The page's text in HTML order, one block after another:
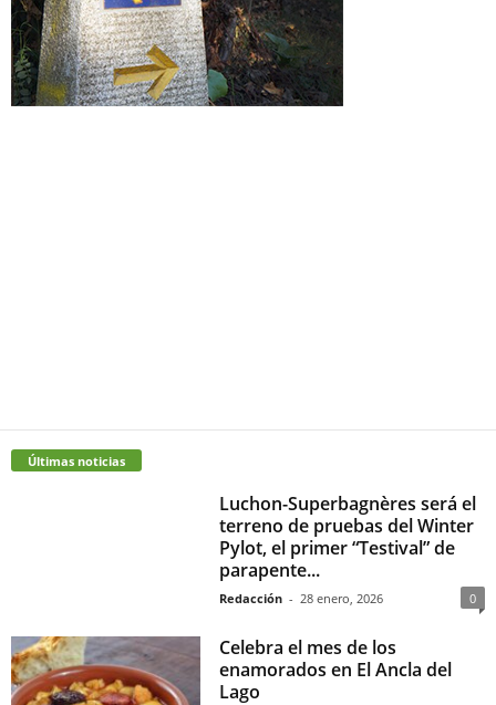
Últimas noticias
Luchon-Superbagnères será el
terreno de pruebas del Winter
Pylot, el primer “Testival” de
parapente...
Redacción - 28 enero, 2026 0
Celebra el mes de los
enamorados en El Ancla del
Lago